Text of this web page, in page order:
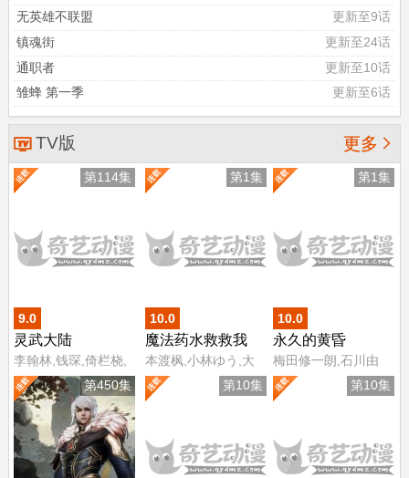
无英雄不联盟
更新至9话
镇魂街
更新至24话
通职者
更新至10话
雏蜂 第一季
更新至6话
 TV版 更多
9.0
第114集
灵武大陆
李翰林,钱琛,倚栏桡,
张恩泽,赵熠彤,小浣,
温溪,蔡娜
10.0
第1集
魔法药水救救我
本渡枫,小林ゆう,大
塚刚央,花井美春,森
山由梨佳
10.0
第1集
永久的黄昏
梅田修一朗,石川由
依,茅野爱衣,富田美
忧,泽城美雪,楠木灯,
小清水亚美,河濑茉
希,白石晴香,稻田彻,
第450集 第10集 第10集